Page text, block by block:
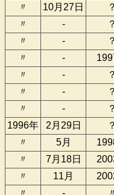
〃
10月27日 ？
〃
- ？
〃
- ？
〃
-
〃
- ？
〃
- ？
〃
- ？
1996年
2月29日 ？
〃
5月
〃
7月18日
〃
11月